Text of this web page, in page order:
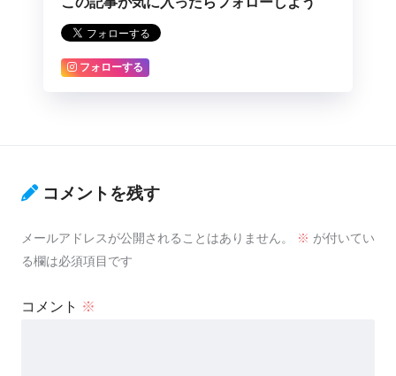
フォローする
コメントを残す
メールアドレスが公開されることはありません。 ※ が付いてい
る欄は必須項目です
コメント ※